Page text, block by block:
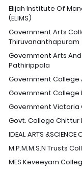
Elijah Institute Of
(ELIMS)
Government Arts
Thiruvananthapuram
Government Arts
Pathirippala
Government College
Government College
Government Victoria
Govt. College Chittur
IDEAL ARTS &SCIENCE
M.P.M.M.S.N Trusts
MES Keveeyam